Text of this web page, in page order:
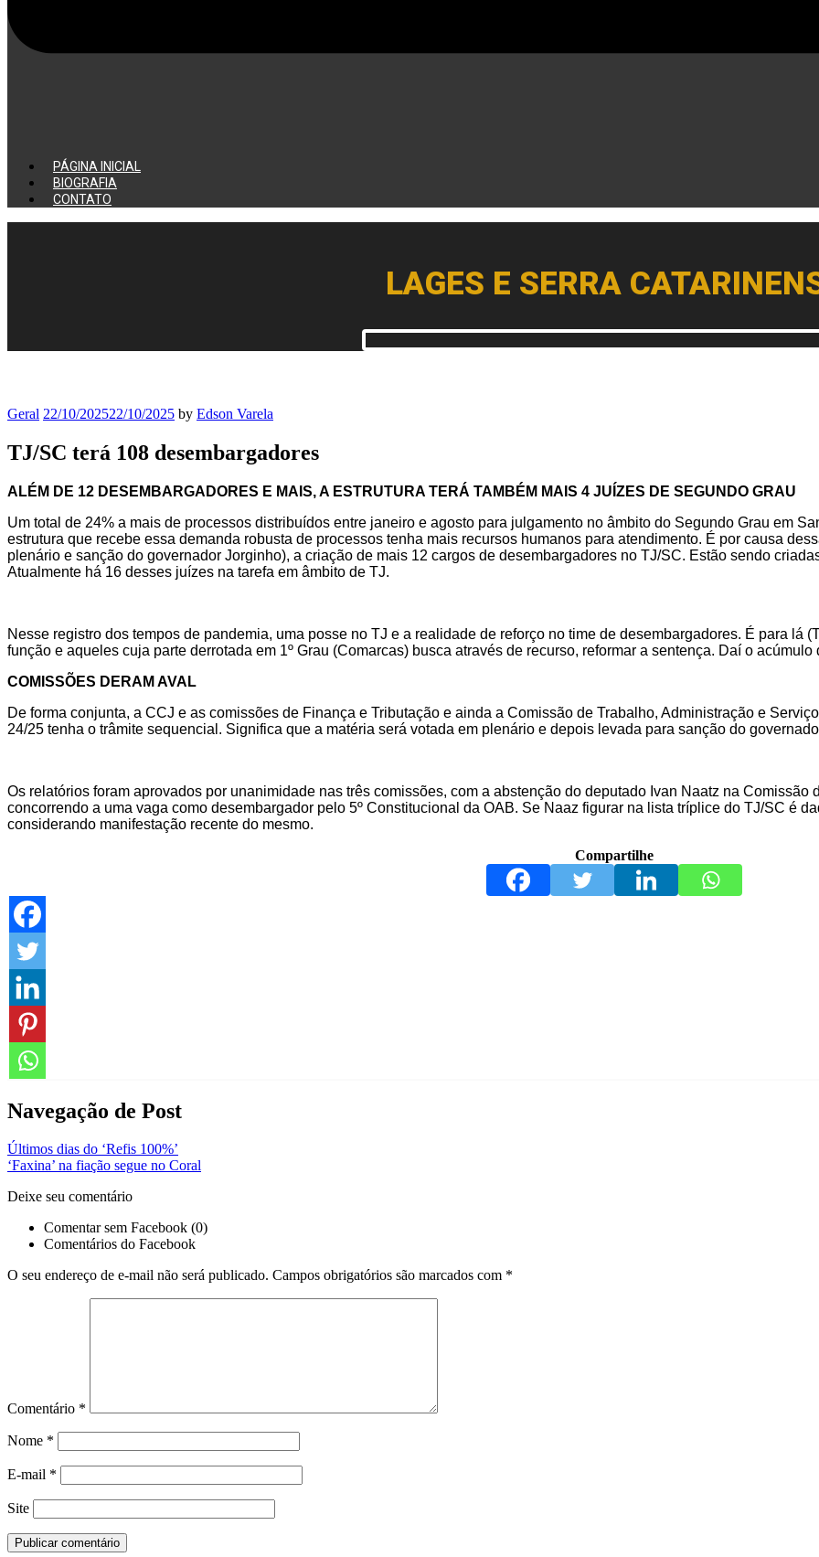
PÁGINA INICIAL
BIOGRAFIA
CONTATO
LAGES E SERRA
Geral 22/10/202522/10/2025 by Edson Varela
TJ/SC terá 108 desembargadores
ALÉM DE 12 DESEMBARGADORES E MAIS, A ESTRUTURA TERÁ TAMBÉM MAIS 4 JUÍZES DE SEGUNDO GRAU
Um total de 24% a mais de processos distribuídos entre janeiro e agosto para julgamento no âmbito do Segundo Grau em
estrutura que recebe essa demanda robusta de processos tenha mais recursos humanos para atendimento. É por causa
plenário e sanção do governador Jorginho), a criação de mais 12 cargos de desembargadores no TJ/SC. Estão sendo
Atualmente há 16 desses juízes na tarefa em âmbito de TJ.
Nesse registro dos tempos de pandemia, uma posse no TJ e a realidade de reforço no time de desembargadores. É para lá
função e aqueles cuja parte derrotada em 1º Grau (Comarcas) busca através de recurso, reformar a sentença. Daí o
COMISSÕES DERAM AVAL
De forma conjunta, a CCJ e as comissões de Finança e Tributação e ainda a Comissão de Trabalho, Administração e
24/25 tenha o trâmite sequencial. Significa que a matéria será votada em plenário e depois levada para sanção do
Os relatórios foram aprovados por unanimidade nas três comissões, com a abstenção do deputado Ivan Naatz na
concorrendo a uma vaga como desembargador pelo 5º Constitucional da OAB. Se Naaz figurar na lista tríplice do TJ/SC é
considerando manifestação recente do mesmo.
Compartilhe
Navegação de Post
Últimos dias do ‘Refis 100%’
‘Faxina’ na fiação segue no Coral
Deixe seu comentário
Comentar sem Facebook (0)
Comentários do Facebook
O seu endereço de e-mail não será publicado. Campos obrigatórios são marcados com *
Comentário *
Nome *
E-mail *
Site